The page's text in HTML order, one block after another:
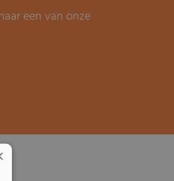
een van onze